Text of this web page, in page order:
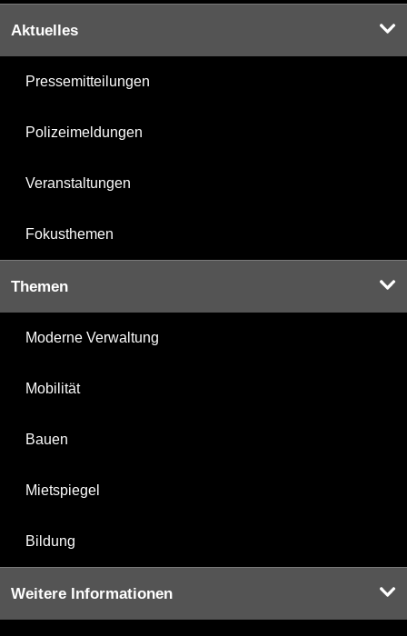
Aktuelles
Pressemitteilungen
Polizeimeldungen
Veranstaltungen
Fokusthemen
Themen
Moderne Verwaltung
Mobilität
Bauen
Mietspiegel
Bildung
Weitere Informationen